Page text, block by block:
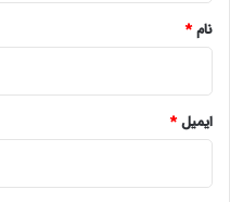
نام*
ایمیل*